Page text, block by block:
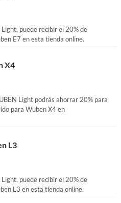
puede recibir el 20% de
E7 en esta tienda online.
X4
Light podrás ahorrar 20% para
para Wuben X4 en
L3
puede recibir el 20% de
L3 en esta tienda online.